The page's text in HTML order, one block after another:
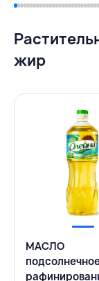
жир
МАСЛО